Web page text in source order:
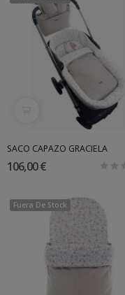
SACO CAPAZO GRACIELA
106,00 €
Fuera De Stock